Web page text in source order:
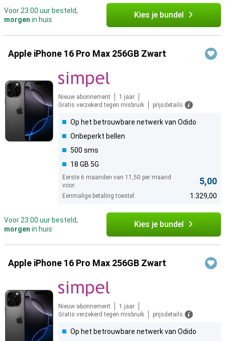
Voor 23:00 uur besteld,
morgen in huis Kies je bundel
Apple iPhone 16 Pro Max 256GB Zwart
Nieuw abonnement
1 jaar
Gratis verzekerd tegen misbruik
prijsdetails
Op het betrouwbare netwerk van Odido
Onbeperkt bellen
500 sms
18 GB 5G
Eerste 6 maanden van 11,50 per maand
voor:
5,00
Eenmalige betaling toestel: 1.329,00
Voor 23:00 uur besteld,
morgen in huis Kies je bundel
Apple iPhone 16 Pro Max 256GB Zwart
Nieuw abonnement
1 jaar
Gratis verzekerd tegen misbruik
prijsdetails
Op het betrouwbare netwerk van Odido